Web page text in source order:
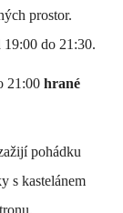
prostor.
do 21:30.
21:00 hrané
pohádku
s kastelánem